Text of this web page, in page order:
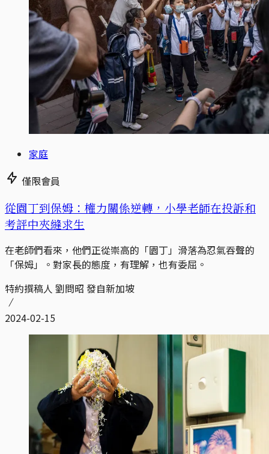
家庭
僅限會員
從園丁到保姆：權力關係逆轉，小學老師在投訴和
考評中夾縫求生
在老師們看來，他們正從崇高的「園丁」滑落為忍氣吞聲的
「保姆」。對家長的態度，有理解，也有委屈。
特約撰稿人 劉問昭 發自新加坡
2024-02-15